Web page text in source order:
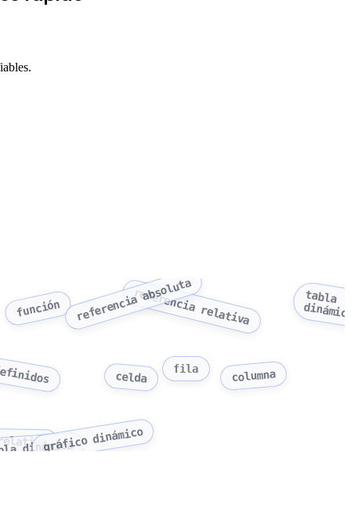
función referencia absolutareferencia relativa tabla
celda
fila columna
dinámica
gráfico dinámico